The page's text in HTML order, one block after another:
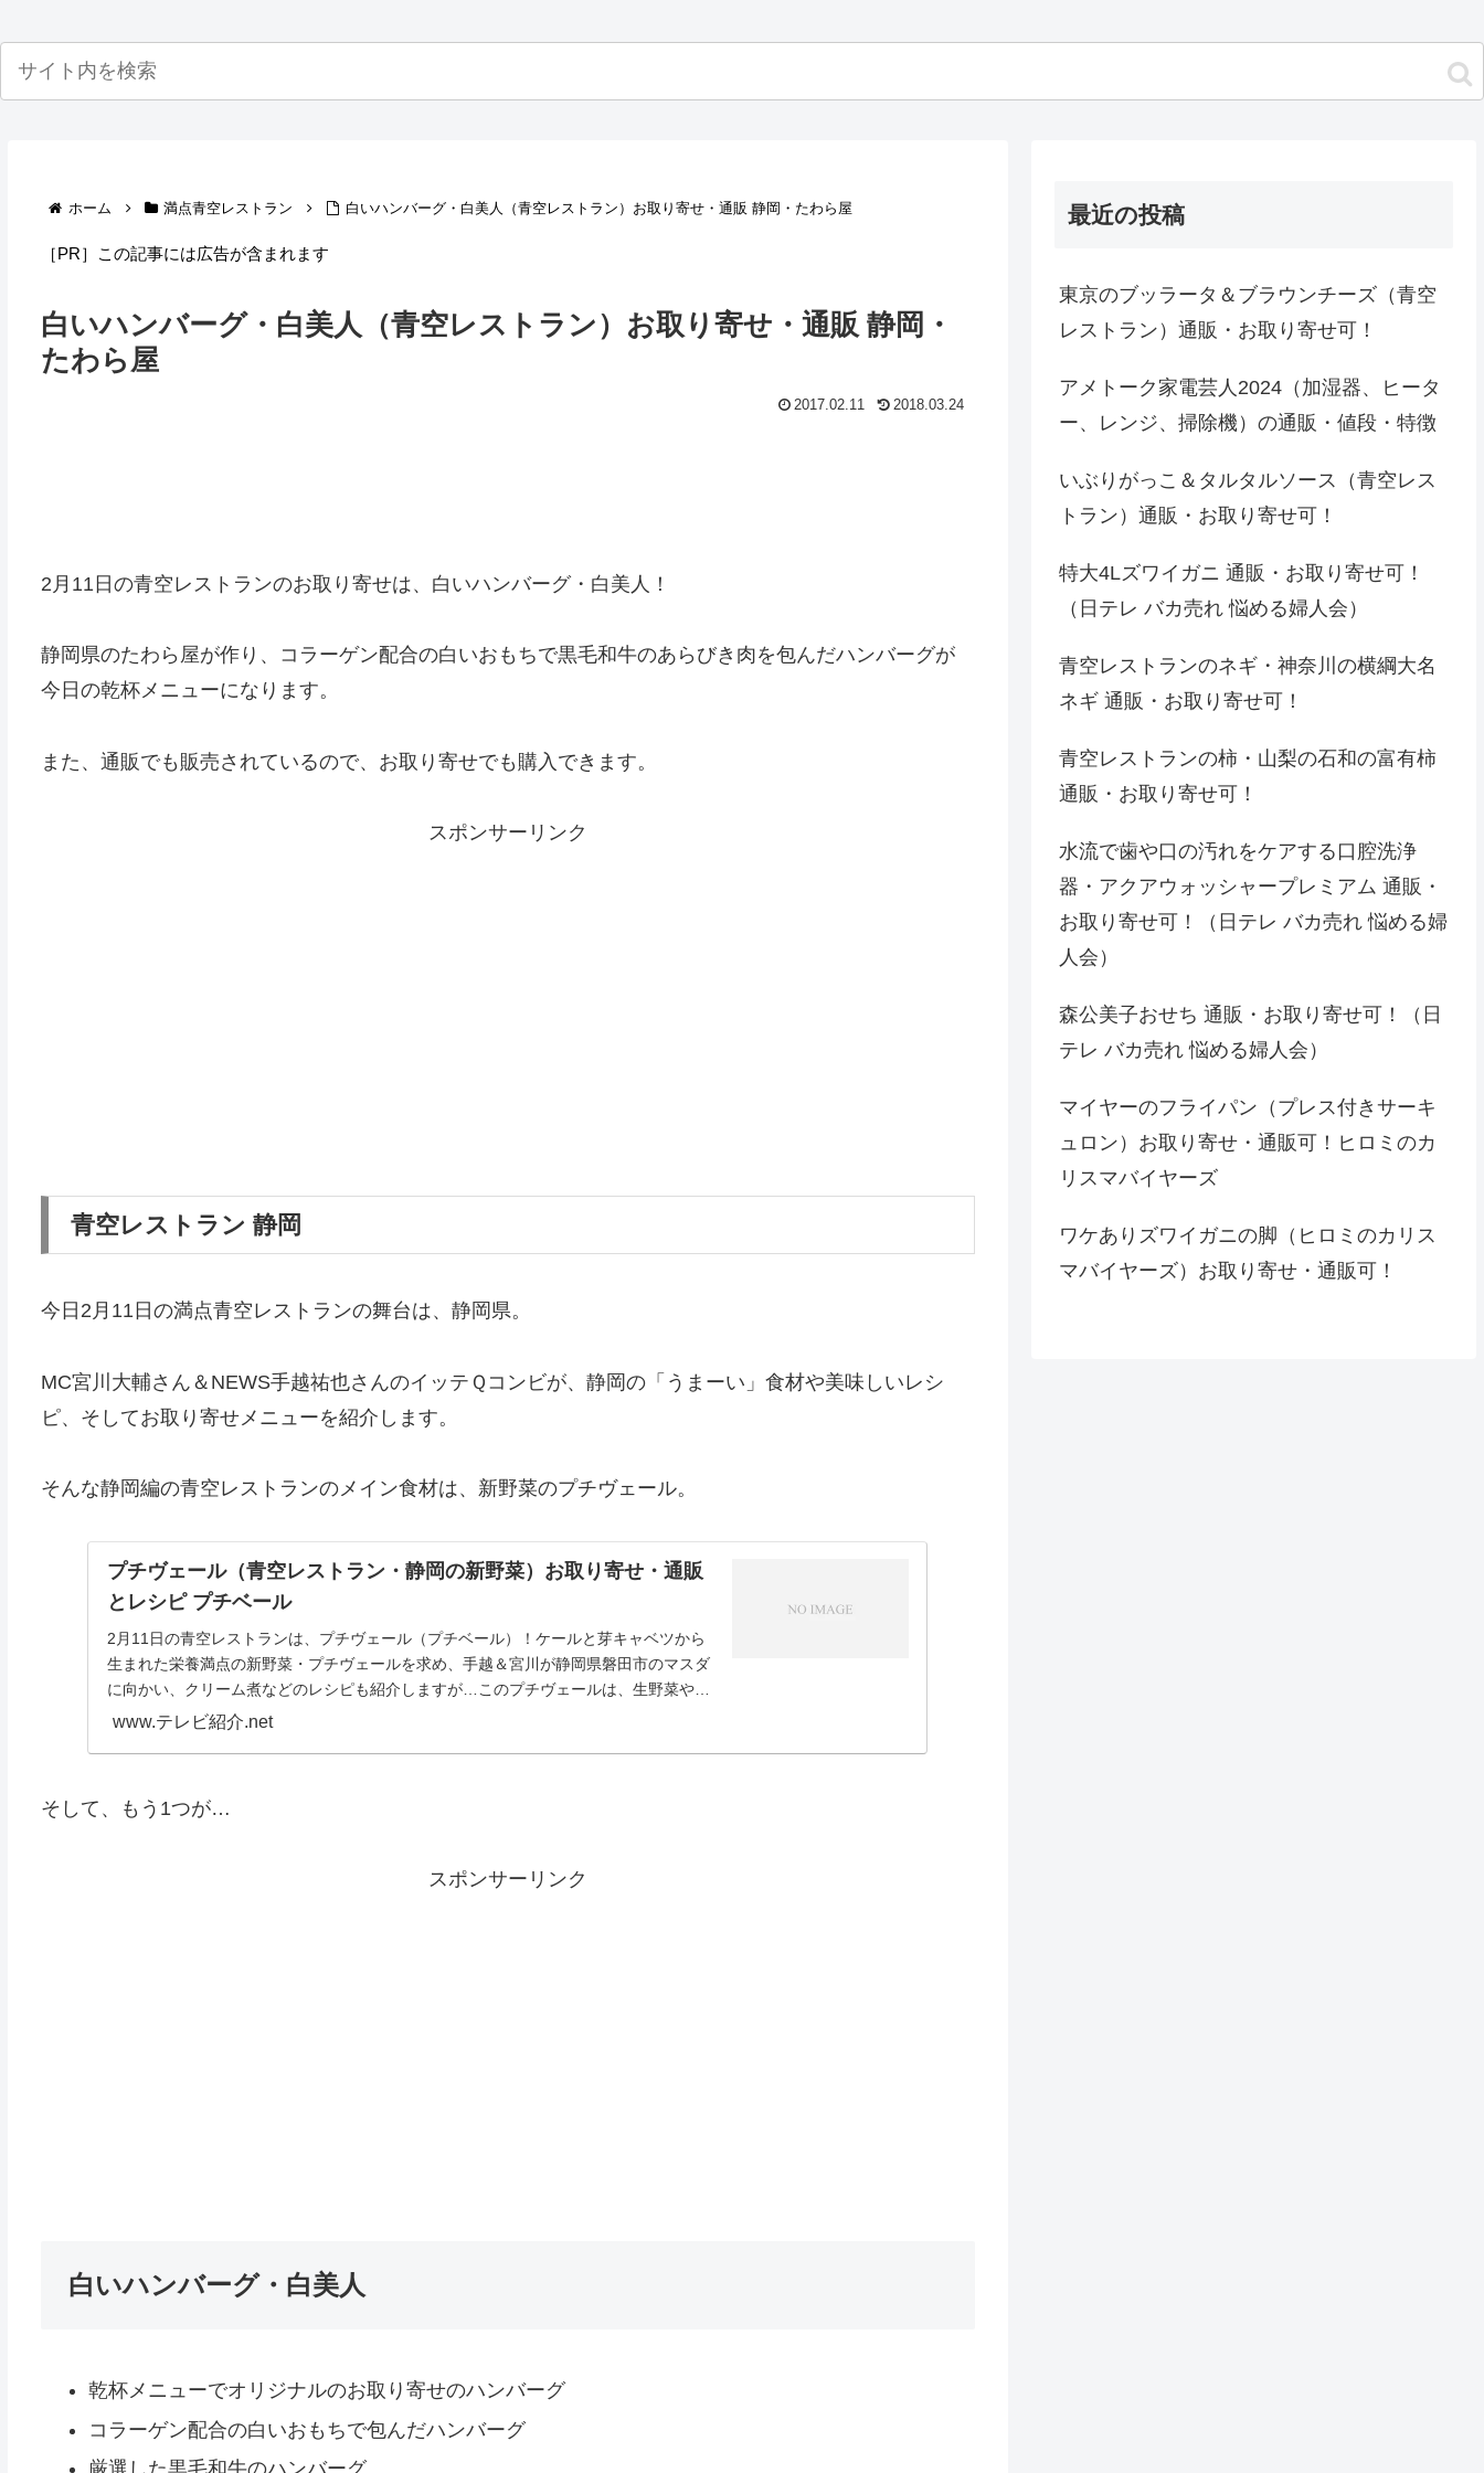
ホーム 満点青空レストラン 白いハンバーグ・白美人（青空レストラン）お取り寄せ・通販 静岡・たわら屋
［PR］この記事には広告が含まれます
白いハンバーグ・白美人（青空レストラン）お取り寄せ・通販 静岡・
たわら屋
2017.02.11 2018.03.24
2月11日の青空レストランのお取り寄せは、白いハンバーグ・白美人！
静岡県のたわら屋が作り、コラーゲン配合の白いおもちで黒毛和牛のあらびき肉を包んだハンバーグが
今日の乾杯メニューになります。
また、通販でも販売されているので、お取り寄せでも購入できます。
スポンサーリンク
青空レストラン 静岡
今日2月11日の満点青空レストランの舞台は、静岡県。
MC宮川大輔さん＆NEWS手越祐也さんのイッテＱコンビが、静岡の「うまーい」食材や美味しいレシ
ピ、そしてお取り寄せメニューを紹介します。
そんな静岡編の青空レストランのメイン食材は、新野菜のプチヴェール。
プチヴェール（青空レストラン・静岡の新野菜）お取り寄せ・通販
とレシピ プチベール
2月11日の青空レストランは、プチヴェール（プチベール）！ケールと芽キャベツから
生まれた栄養満点の新野菜・プチヴェールを求め、手越＆宮川が静岡県磐田市のマスダ
に向かい、クリーム煮などのレシピも紹介しますが…このプチヴェールは、生野菜や青
汁が...
www.テレビ紹介.net
そして、もう1つが…
スポンサーリンク
白いハンバーグ・白美人
乾杯メニューでオリジナルのお取り寄せのハンバーグ
コラーゲン配合の白いおもちで包んだハンバーグ
最近の投稿
東京のブッラータ＆ブラウンチーズ（青空
レストラン）通販・お取り寄せ可！
アメトーク家電芸人2024（加湿器、ヒータ
ー、レンジ、掃除機）の通販・値段・特徴
いぶりがっこ＆タルタルソース（青空レス
トラン）通販・お取り寄せ可！
特大4Lズワイガニ 通販・お取り寄せ可！
（日テレ バカ売れ 悩める婦人会）
青空レストランのネギ・神奈川の横綱大名
ネギ 通販・お取り寄せ可！
青空レストランの柿・山梨の石和の富有柿
通販・お取り寄せ可！
水流で歯や口の汚れをケアする口腔洗浄
器・アクアウォッシャープレミアム 通販・
お取り寄せ可！（日テレ バカ売れ 悩める婦
人会）
森公美子おせち 通販・お取り寄せ可！（日
テレ バカ売れ 悩める婦人会）
マイヤーのフライパン（プレス付きサーキ
ュロン）お取り寄せ・通販可！ヒロミのカ
リスマバイヤーズ
ワケありズワイガニの脚（ヒロミのカリス
マバイヤーズ）お取り寄せ・通販可！